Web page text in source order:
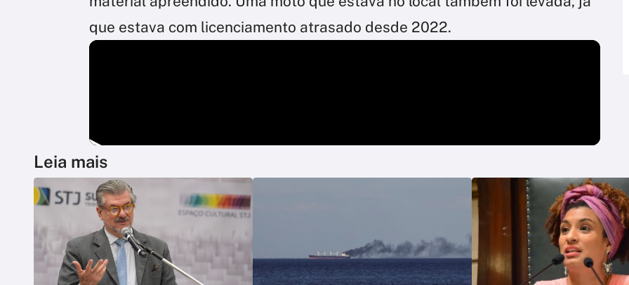
que estava com licenciamento atrasado desde 2022.
Leia mais